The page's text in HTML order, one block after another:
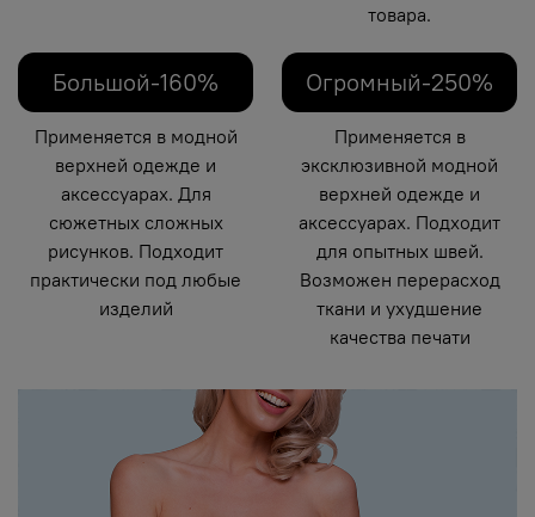
товара.
Большой-160%
Применяется в модной
верхней одежде и
аксессуарах. Для
сюжетных сложных
рисунков. Подходит
практически под любые
изделий
Огромный-250%
Применяется в
эксклюзивной модной
верхней одежде и
аксессуарах. Подходит
для опытных швей.
Возможен перерасход
ткани и ухудшение
качества печати